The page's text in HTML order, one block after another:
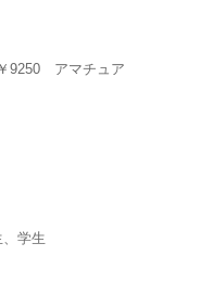
9250 アマチュア
、学生